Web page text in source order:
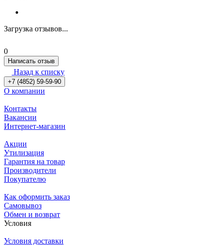
Загрузка отзывов...
0
Написать отзыв
Назад к списку
+7 (4852) 59-59-90
О компании
Контакты
Вакансии
Интернет-магазин
Акции
Утилизация
Гарантия на товар
Производители
Покупателю
Как оформить заказ
Самовывоз
Обмен и возврат
Условия
Условия доставки